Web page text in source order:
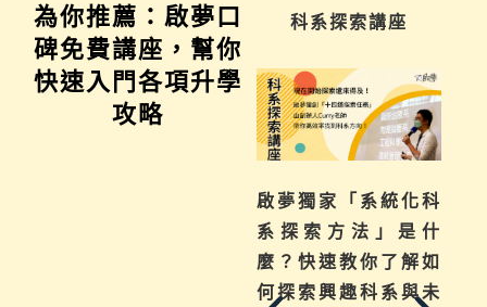
為你推薦：啟夢口
碑免費講座，幫你
快速入門各項升學
攻略
學習歷程說明會 科系探索講座
啟夢獨家「系統化科
系探索方法」是什
麼？快速教你了解如
何探索興趣科系與未